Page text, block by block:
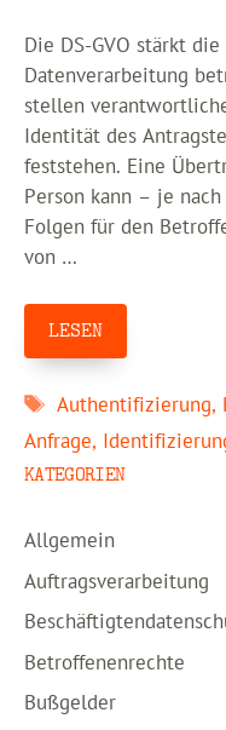
Die DS-GVO stärkt
Datenverarbeitung
stellen
Identität des
feststehen. Eine
Person kann – je
Folgen für den
von …
LESEN
Schlagwörter
Authentifizierung,
Anfrage,
KATEGORIEN
Allgemein
Auftragsverarbeitung
Betroffenenrechte
Bußgelder